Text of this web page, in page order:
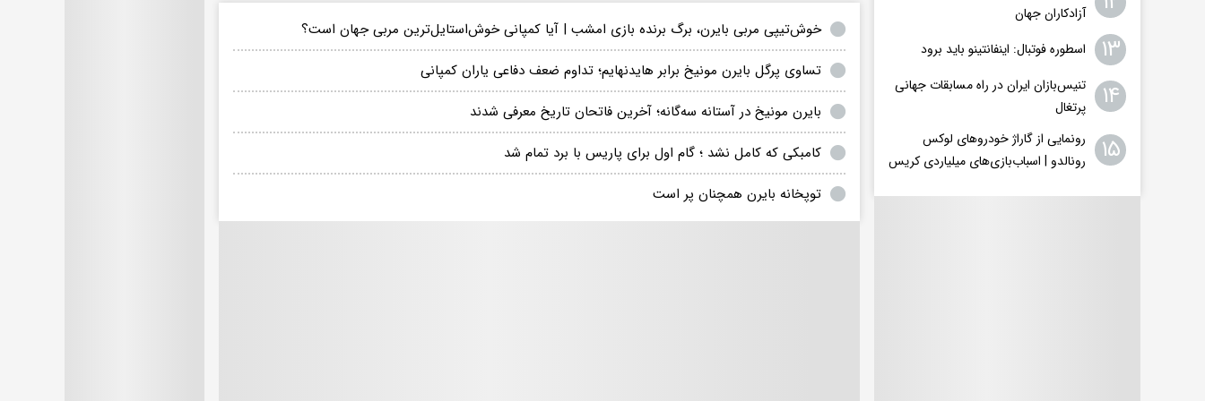
خوش‌تیپی مربی بایرن، برگ برنده بازی امشب | آیا کمپانی خوش‌استایل‌ترین مربی جهان است؟
تساوی پرگل بایرن مونیخ برابر هایدنهایم؛ تداوم ضعف دفاعی یاران کمپانی
بایرن مونیخ در آستانه سه‌گانه؛ آخرین فاتحان تاریخ معرفی شدند
کامبکی که کامل نشد ؛ گام اول برای پاریس با برد تمام شد
توپخانه بایرن همچنان پر است
آزادکاران جهان
۱۳ اسطوره فوتبال: اینفانتینو باید برود
۱۴
تنیس‌بازان ایران در راه مسابقات جهانی
پرتغال
۱۵
رونمایی از گاراژ خودروهای لوکس
رونالدو | اسباب‌‌بازی‌های میلیاردی کریس